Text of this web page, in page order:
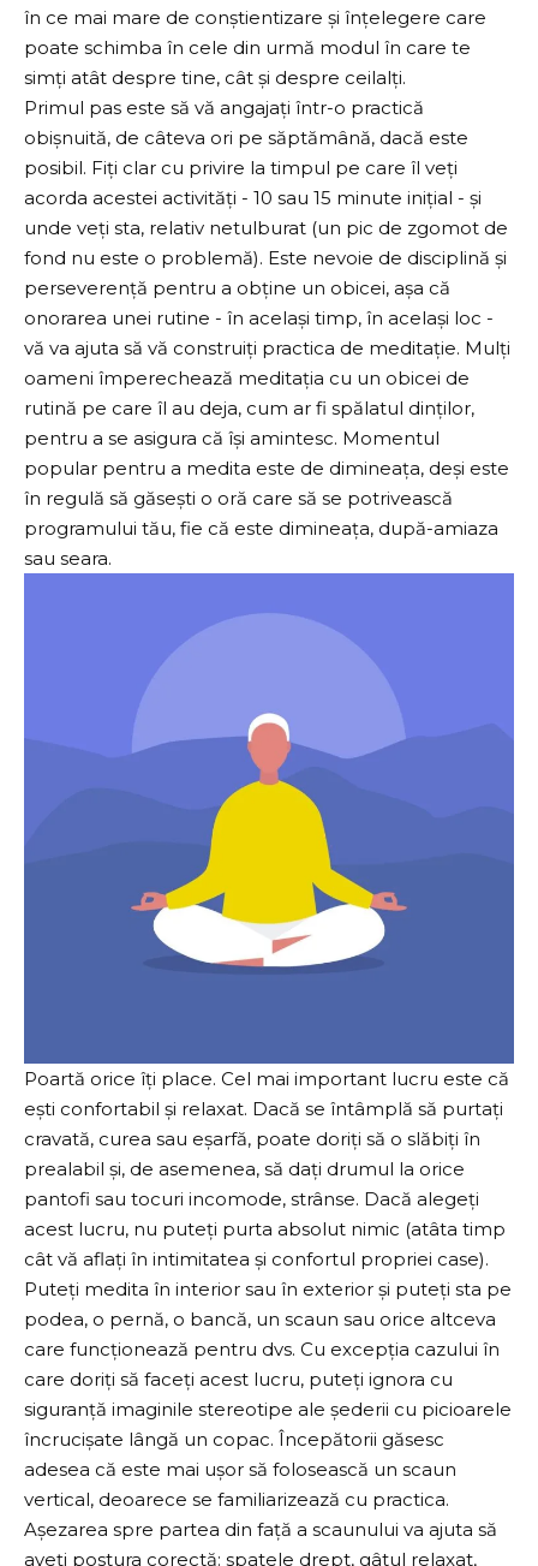
în ce mai mare de conștientizare și înțelegere care
poate schimba în cele din urmă modul în care te
simți atât despre tine, cât și despre ceilalți.
Primul pas este să vă angajați într-o practică
obișnuită, de câteva ori pe săptămână, dacă este
posibil. Fiți clar cu privire la timpul pe care îl veți
acorda acestei activități - 10 sau 15 minute inițial - și
unde veți sta, relativ netulburat (un pic de zgomot de
fond nu este o problemă). Este nevoie de disciplină și
perseverență pentru a obține un obicei, așa că
onorarea unei rutine - în același timp, în același loc -
vă va ajuta să vă construiți practica de meditație. Mulți
oameni împerechează meditația cu un obicei de
rutină pe care îl au deja, cum ar fi spălatul dinților,
pentru a se asigura că își amintesc. Momentul
popular pentru a medita este de dimineața, deși este
în regulă să găsești o oră care să se potrivească
programului tău, fie că este dimineața, după-amiaza
sau seara.
Poartă orice îți place. Cel mai important lucru este că
ești confortabil și relaxat. Dacă se întâmplă să purtați
cravată, curea sau eșarfă, poate doriți să o slăbiți în
prealabil și, de asemenea, să dați drumul la orice
pantofi sau tocuri incomode, strânse. Dacă alegeți
acest lucru, nu puteți purta absolut nimic (atâta timp
cât vă aflați în intimitatea și confortul propriei case).
Puteți medita în interior sau în exterior și puteți sta pe
podea, o pernă, o bancă, un scaun sau orice altceva
care funcționează pentru dvs. Cu excepția cazului în
care doriți să faceți acest lucru, puteți ignora cu
siguranță imaginile stereotipe ale șederii cu picioarele
încrucișate lângă un copac. Începătorii găsesc
adesea că este mai ușor să folosească un scaun
vertical, deoarece se familiarizează cu practica.
Așezarea spre partea din față a scaunului va ajuta să
aveți postura corectă: spatele drept, gâtul relaxat,